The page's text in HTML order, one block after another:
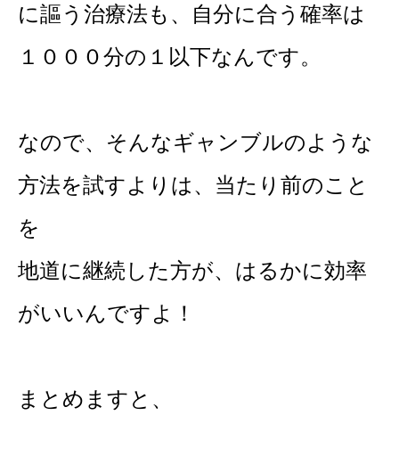
に謳う治療法も、自分に合う確率は
１０００分の１以下なんです。
なので、そんなギャンブルのような
方法を試すよりは、当たり前のこと
を
地道に継続した方が、はるかに効率
がいいんですよ！
まとめますと、